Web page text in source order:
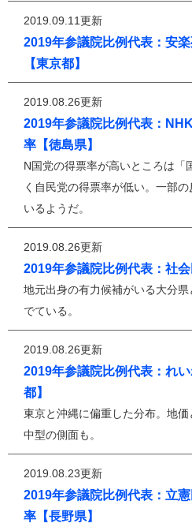
2019.09.11更新
2019年参議院比例代表：安
【東京都】
2019.08.26更新
2019年参議院比例代表：
率【徳島県】
N国党の得票率が高いところは「
く自民党の得票率が低い。一部
いるようだ。
2019.08.26更新
2019年参議院比例代表：社会
地元出身の有力候補がいる大分
でている。
2019.08.26更新
2019年参議院比例代表：れ
都】
東京と沖縄に偏重した分布。地
中型の側面も。
2019.08.23更新
2019年参議院比例代表：立
率【長野県】